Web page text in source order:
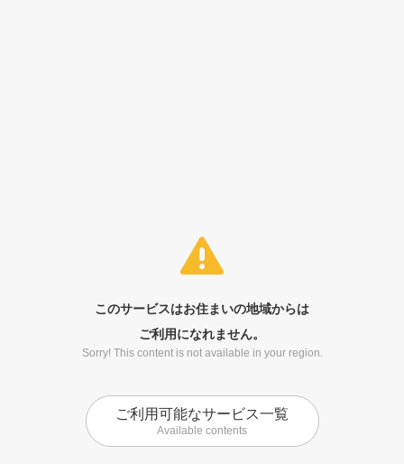
このサービスはお住まいの地域からは
ご利用になれません。
Sorry! This content is not available in your region.
ご利用可能なサービス一覧
Available contents